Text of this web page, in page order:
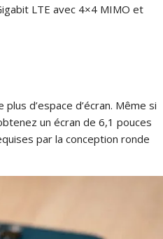
LTE avec 4×4 MIMO et
d’espace d’écran. Même si
un écran de 6,1 pouces
par la conception ronde